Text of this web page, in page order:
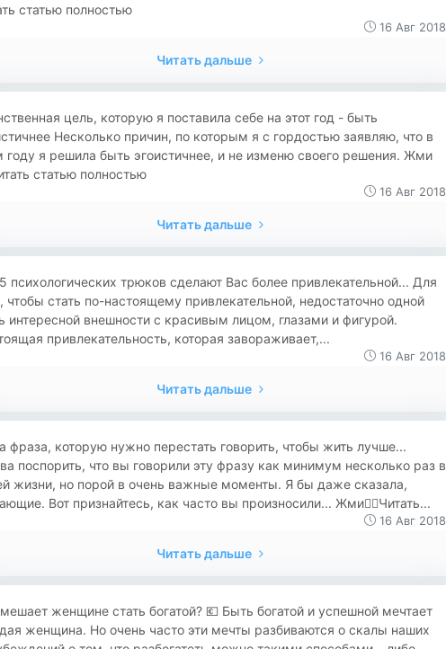
статью полностью
16 Авг 2018
Читать дальше
цель, которую я поставила себе на этот год - быть
Несколько причин, по которым я с гордостью заявляю, что в
году я решила быть эгоистичнее, и не изменю своего решения. Жми
статью полностью
16 Авг 2018
Читать дальше
психологических трюков сделают Вас более привлекательной... Для
чтобы стать по-настоящему привлекательной, недостаточно одной
интересной внешности с красивым лицом, глазами и фигурой.
привлекательность, которая завораживает,...
16 Авг 2018
Читать дальше
фраза, которую нужно перестать говорить, чтобы жить лучше...
поспорить, что вы говорили эту фразу как минимум несколько раз в
жизни, но порой в очень важные моменты. Я бы даже сказала,
Вот признайтесь, как часто вы произносили... Жми👉🏻Читать...
16 Авг 2018
Читать дальше
женщине стать богатой? 💶 Быть богатой и успешной мечтает
женщина. Но очень часто эти мечты разбиваются о скалы наших